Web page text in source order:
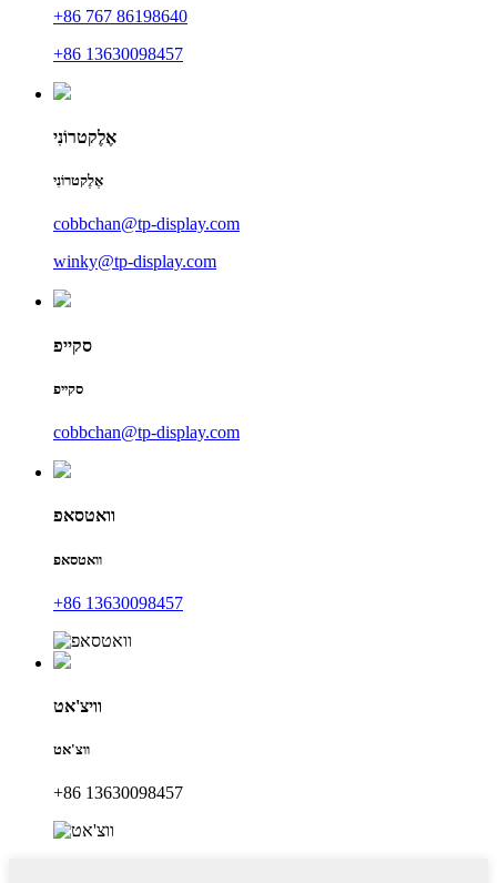
+86 767 86198640
+86 13630098457
אֶלֶקטרוֹנִי
אֶלֶקטרוֹנִי
cobbchan@tp-display.com
winky@tp-display.com
סקייפ
סקייפ
cobbchan@tp-display.com
וואטסאפ
וואטסאפ
+86 13630098457
וויצ'אט
ווצ'אט
+86 13630098457